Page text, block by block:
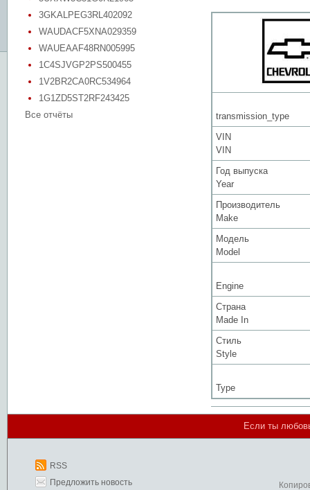
3GKALPEG3RL402092
WAUDACF5XNA029359
WAUEAAF48RN005995
1C4SJVGP2PS500455
1V2BR2CA0RC534964
1G1ZD5ST2RF243425
Все отчёты
transmission_type
VIN
VIN
Год выпуска
Year
Производитель
Make
Модель
Model
Engine
Страна
Made In
Стиль
Style
Type
Если ты
RSS
Предложить новость